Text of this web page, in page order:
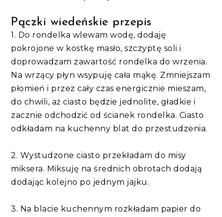
Pączki wiedeńskie przepis
1. Do rondelka wlewam wodę, dodaję
pokrojone w kostkę masło, szczyptę soli i
doprowadzam zawartość rondelka do wrzenia.
Na wrzący płyn wsypuję cała mąkę. Zmniejszam
płomień i przez cały czas energicznie mieszam,
do chwili, aż ciasto będzie jednolite, gładkie i
zacznie odchodzić od ścianek rondelka. Ciasto
odkładam na kuchenny blat do przestudzenia.
2. Wystudzone ciasto przekładam do misy
miksera. Miksuję na średnich obrotach dodają
dodając kolejno po jednym jajku.
3. Na blacie kuchennym rozkładam papier do